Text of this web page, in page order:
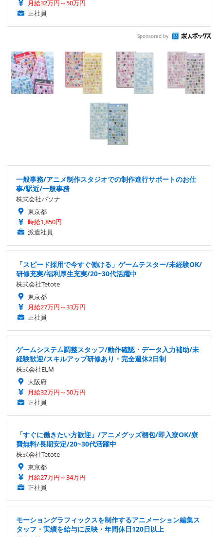
月給32万円～50万円
正社員
Sponsored by
一般事務/アニメ制作スタジオでの制作進行サポートのお仕
事/駅近/一般事務
株式会社パソナ
東京都
時給1,850円
派遣社員
「スピード採用で今すぐ働ける」ゲームテスター/未経験OK/
研修充実/福利厚生充実/20~30代活躍中
株式会社Tetote
東京都
月給27万円～33万円
正社員
ゲームシステム調整スタッフ/動作確認・データ入力補助/未
経験歓迎/スキルアップ研修あり・完全週休2日制
株式会社ELM
大阪府
月給32万円～50万円
正社員
「すぐに働きたい方歓迎」/アニメグッズ梱包/即入寮OK/寮
費無料/長期安定/20~30代活躍中
株式会社Tetote
東京都
月給27万円～34万円
正社員
モーショングラフィックスを制作するアニメーション編集ス
タッフ・実績を給与に反映・年間休日120日以上